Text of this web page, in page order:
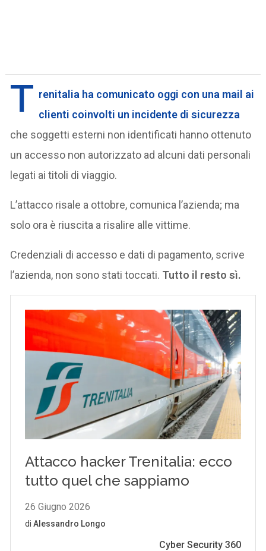
T renitalia ha comunicato oggi con una mail ai
clienti coinvolti un incidente di sicurezza
che soggetti esterni non identificati hanno ottenuto
un accesso non autorizzato ad alcuni dati personali
legati ai titoli di viaggio.
L’attacco risale a ottobre, comunica l’azienda; ma
solo ora è riuscita a risalire alle vittime.
Credenziali di accesso e dati di pagamento, scrive
l’azienda, non sono stati toccati. Tutto il resto sì.